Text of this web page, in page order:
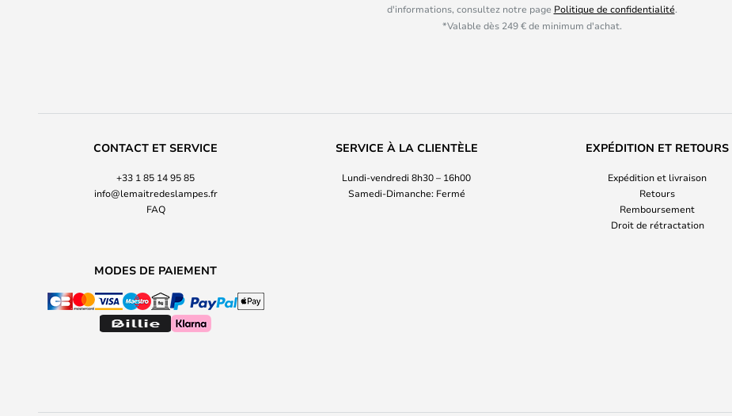
d'informations, consultez notre page Politique de confidentialité.
*Valable dès 249 € de minimum d'achat.
CONTACT ET SERVICE
+33 1 85 14 95 85
info@lemaitredeslampes.fr
FAQ
SERVICE À LA CLIENTÈLE
Lundi-vendredi 8h30 – 16h00
Samedi-Dimanche: Fermé
EXPÉDITION ET RETOURS
Expédition et livraison
Retours
Remboursement
Droit de rétractation
MODES DE PAIEMENT